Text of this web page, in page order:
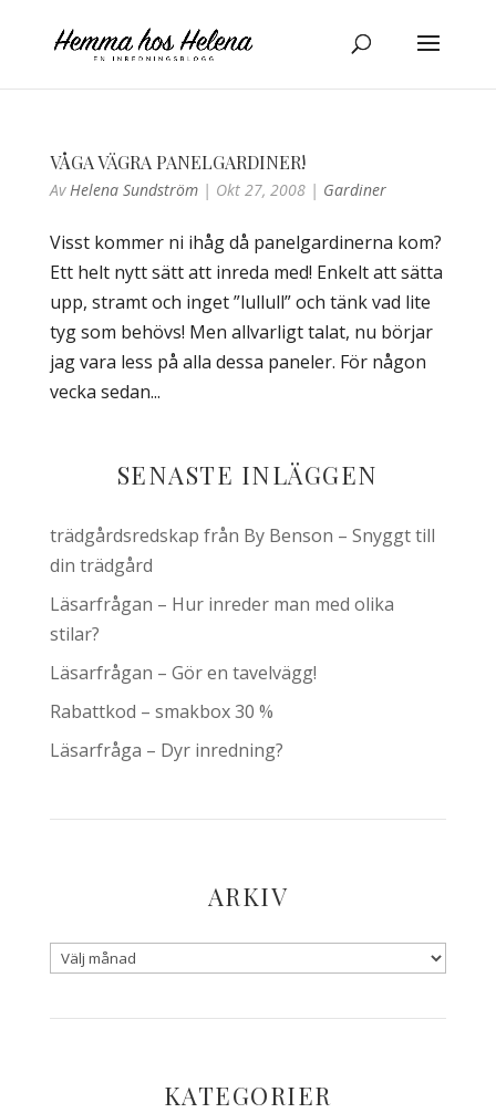
VÅGA VÄGRA PANELGARDINER!
AvHelena Sundström| Okt 27, 2008| Gardiner
Visst kommer ni ihåg då panelgardinerna kom?
Ett helt nytt sätt att inreda med! Enkelt att sätta
upp, stramt och inget ”lullull” och tänk vad lite
tyg som behövs! Men allvarligt talat, nu börjar
jag vara less på alla dessa paneler. För någon
vecka sedan...
SENASTE INLÄGGEN
trädgårdsredskap från By Benson – Snyggt till
din trädgård
Läsarfrågan – Hur inreder man med olika
stilar?
Läsarfrågan – Gör en tavelvägg!
Rabattkod – smakbox 30 %
Läsarfråga – Dyr inredning?
ARKIV
KATEGORIER